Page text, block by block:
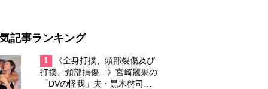
記事ランキング
1
《全身打撲、頭部裂傷及び
打撲、頸部損傷…》宮崎麗果の
「DVの怪我」夫・黒木啓司の